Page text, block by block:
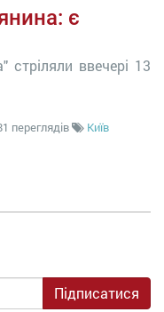
є
стріляли ввечері 13
переглядів
Київ
Підписатися